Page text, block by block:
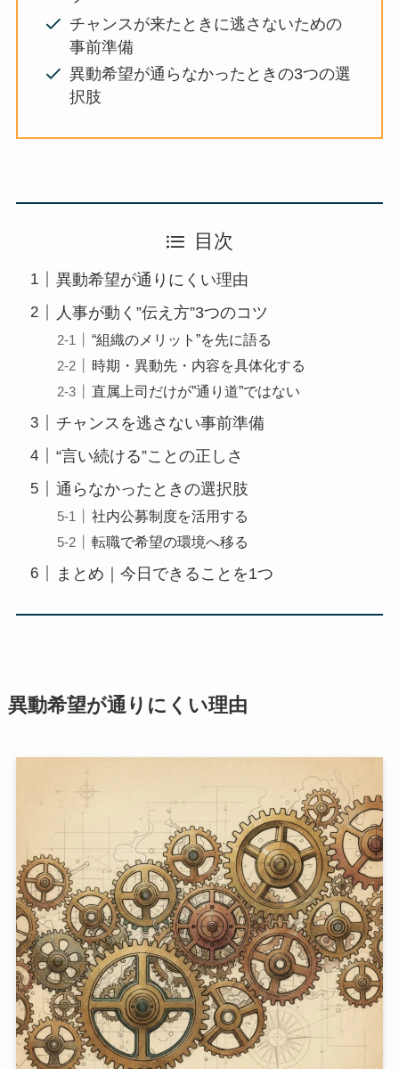
チャンスが来たときに逃さないための
事前準備
異動希望が通らなかったときの3つの選
択肢
目次
異動希望が通りにくい理由
人事が動く”伝え方”3つのコツ
“組織のメリット”を先に語る
時期・異動先・内容を具体化する
直属上司だけが”通り道”ではない
チャンスを逃さない事前準備
“言い続ける”ことの正しさ
通らなかったときの選択肢
社内公募制度を活用する
転職で希望の環境へ移る
まとめ｜今日できることを1つ
異動希望が通りにくい理由